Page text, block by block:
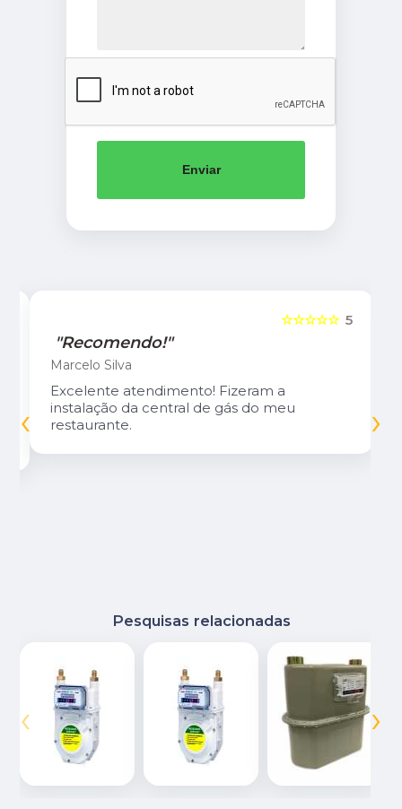
Enviar
5
☆☆☆☆☆
"Recomendo!"
Marcelo Silva
Excelente atendimento! Fizeram a
instalação da central de gás do meu
restaurante.
‹ ›
Pesquisas relacionadas
‹ ›